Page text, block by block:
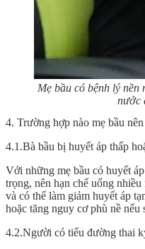
Mẹ bầu có bệnh lý
nước
4. Trường hợp nào mẹ bầu
4.1.Bà bầu bị huyết áp thấp
Với những mẹ bầu có huyết
trọng, nên hạn chế uống
và có thể làm giảm huyết áp
hoặc tăng nguy cơ phù nề nếu
4.2.Người có tiểu đường thai